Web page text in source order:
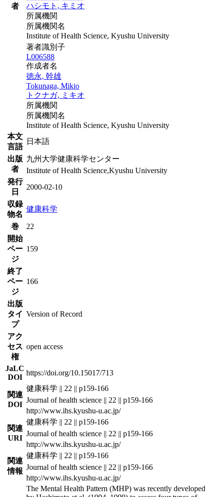
者
ハシモト, キミオ
所属機関
所属機関名
Institute of Health Science, Kyushu University
著者識別子
L006588
作成者名
徳永, 幹雄
Tokunaga, Mikio
トクナガ, ミキオ
所属機関
所属機関名
Institute of Health Science, Kyushu University
本文
言語
日本語
出版
者
九州大学健康科学センター
Institute of Health Science,Kyushu University
発行
日
2000-02-10
収録
物名
健康科学
巻
22
開始
ペー
ジ
159
終了
ペー
ジ
166
出版
タイ
プ
Version of Record
アク
セス
権
open access
JaLC
DOI
https://doi.org/10.15017/713
関連
DOI
健康科学 || 22 || p159-166
Journal of health science || 22 || p159-166
http://www.ihs.kyushu-u.ac.jp/
関連
URI
健康科学 || 22 || p159-166
Journal of health science || 22 || p159-166
http://www.ihs.kyushu-u.ac.jp/
関連
情報
健康科学 || 22 || p159-166
Journal of health science || 22 || p159-166
http://www.ihs.kyushu-u.ac.jp/
The Mental Health Pattern (MHP) was recently developed